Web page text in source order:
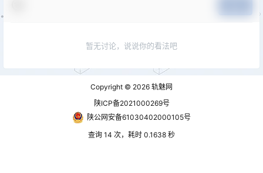
暂无讨论，说说你的看法吧
Copyright © 2026 轨魅网
陕ICP备2021000269号
陕公网安备61030402000105号
查询 14 次，耗时 0.1638 秒